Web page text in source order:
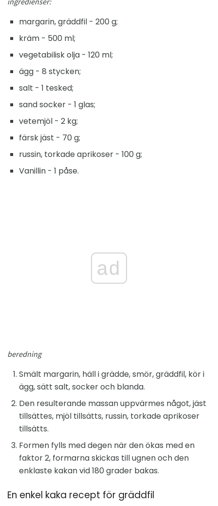
margarin, gräddfil - 200 g;
kräm - 500 ml;
vegetabilisk olja - 120 ml;
ägg - 8 stycken;
salt - 1 tesked;
sand socker - 1 glas;
vetemjöl - 2 kg;
färsk jäst - 70 g;
russin, torkade aprikoser - 100 g;
Vanillin - 1 påse.
ad
beredning
Smält margarin, häll i grädde, smör, gräddfil, kör i
ägg, sätt salt, socker och blanda.
Den resulterande massan uppvärmes något, jäst
tillsättes, mjöl tillsätts, russin, torkade aprikoser
tillsätts.
Formen fylls med degen när den ökas med en
faktor 2, formarna skickas till ugnen och den
enklaste kakan vid 180 grader bakas.
En enkel kaka recept för gräddfil